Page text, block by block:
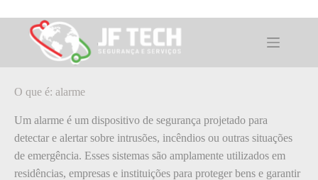
para
conteúdoO que é: alarme
O que é: alarme
Um alarme é um dispositivo de segurança projetado para
detectar e alertar sobre intrusões, incêndios ou outras situações
de emergência. Esses sistemas são amplamente utilizados em
residências, empresas e instituições para proteger bens e garantir